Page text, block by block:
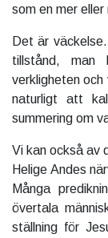
som en mer
Det är
tillstånd,
verkligheten
naturligt att
summering om
Vi kan också av
Helige Andes
Många
övertala
ställning för